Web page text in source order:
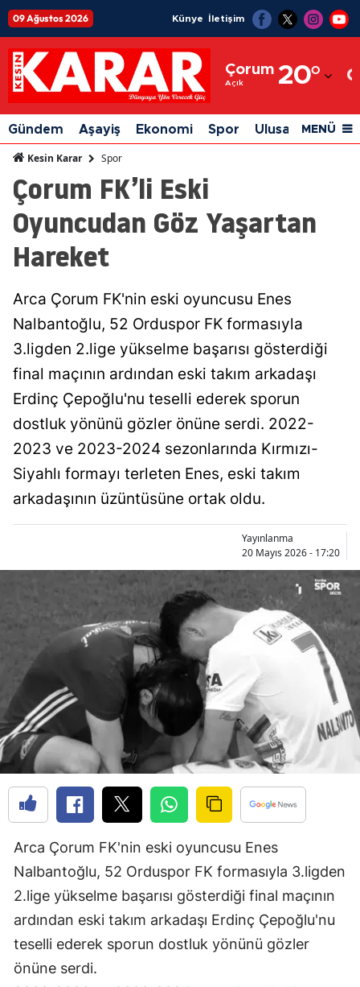
09 Ağustos 2026 Künye İletişim
Çorum
Açık 20°
Adıyaman
Afyonkarahisar
Ağrı
Ankara
Balıkesir
Bilecik
Bingöl
Bitlis
Bolu
Burdur
Bursa
Çanakkale
Çankırı
Çorum
Denizli
Diyarbakır
Edirne
Elazığ
Erzincan
Erzurum
Eskişehir
Gaziantep
Giresun
Gündem Aşayiş Ekonomi Spor Ulusal Siyaset
MENÜ
Kesin Karar Spor
Çorum FK’li Eski
Oyuncudan Göz Yaşartan
Hareket
Arca Çorum FK'nin eski oyuncusu Enes
Nalbantoğlu, 52 Orduspor FK formasıyla
3.ligden 2.lige yükselme başarısı gösterdiği
final maçının ardından eski takım arkadaşı
Erdinç Çepoğlu'nu teselli ederek sporun
dostluk yönünü gözler önüne serdi. 2022-
2023 ve 2023-2024 sezonlarında Kırmızı-
Siyahlı formayı terleten Enes, eski takım
arkadaşının üzüntüsüne ortak oldu.
Yayınlanma
20 Mayıs 2026 - 17:20
Arca Çorum FK'nin eski oyuncusu Enes
Nalbantoğlu, 52 Orduspor FK formasıyla 3.ligden
2.lige yükselme başarısı gösterdiği final maçının
ardından eski takım arkadaşı Erdinç Çepoğlu'nu
teselli ederek sporun dostluk yönünü gözler
önüne serdi.